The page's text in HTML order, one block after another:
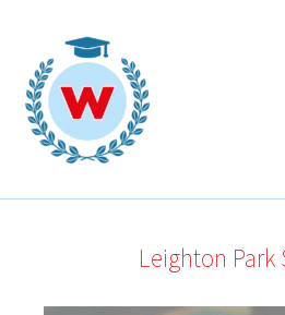
springen
Leighton Park